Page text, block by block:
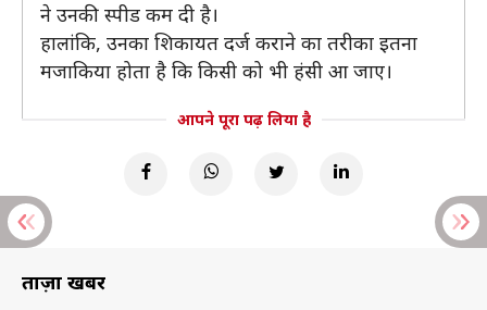
ने उनकी स्पीड कम दी है।
हालांकि, उनका शिकायत दर्ज कराने का तरीका इतना
मजाकिया होता है कि किसी को भी हंसी आ जाए।
आपने पूरा पढ़ लिया है
ताज़ा खबरें